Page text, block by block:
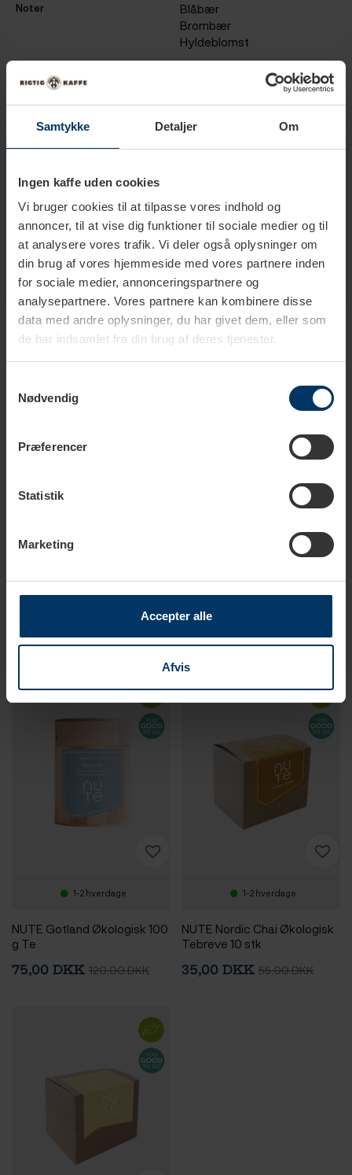
Samtykke Detaljer Om
Ingen kaffe uden cookies
Vi bruger cookies til at tilpasse vores indhold og
annoncer, til at vise dig funktioner til sociale medier og til
at analysere vores trafik. Vi deler også oplysninger om
din brug af vores hjemmeside med vores partnere inden
for sociale medier, annonceringspartnere og
analysepartnere. Vores partnere kan kombinere disse
data med andre oplysninger, du har givet dem, eller som
de har indsamlet fra din brug af deres tjenester.
Nødvendig
Præferencer
Statistik
Marketing
Accepter alle
Afvis
Noter
Blåbær
Brombær
Hyldeblomst
Trækketid
Te type Sorte teer
Te pakning
Produkter i samme kategori
Supertea Cinnamon Ginger
Økologisk Tebreve 20 stk
49,00 DKK
1-2 hverdage
Supertea Hibiscus Cinnamon
Økologisk Tebreve 20 stk
49,00 DKK
1-2 hverdage
NUTE Gotland Økologisk 100
g Te
75,00 DKK 120,00 DKK
1-2 hverdage
NUTE Nordic Chai Økologisk
Tebreve 10 stk
35,00 DKK 55,00 DKK